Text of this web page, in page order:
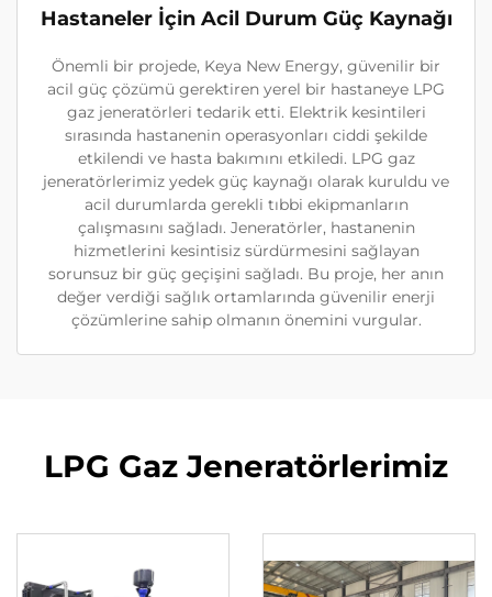
Hastaneler İçin Acil Durum Güç Kaynağı
Önemli bir projede, Keya New Energy, güvenilir bir
acil güç çözümü gerektiren yerel bir hastaneye LPG
gaz jeneratörleri tedarik etti. Elektrik kesintileri
sırasında hastanenin operasyonları ciddi şekilde
etkilendi ve hasta bakımını etkiledi. LPG gaz
jeneratörlerimiz yedek güç kaynağı olarak kuruldu ve
acil durumlarda gerekli tıbbi ekipmanların
çalışmasını sağladı. Jeneratörler, hastanenin
hizmetlerini kesintisiz sürdürmesini sağlayan
sorunsuz bir güç geçişini sağladı. Bu proje, her anın
değer verdiği sağlık ortamlarında güvenilir enerji
çözümlerine sahip olmanın önemini vurgular.
LPG Gaz Jeneratörlerimiz